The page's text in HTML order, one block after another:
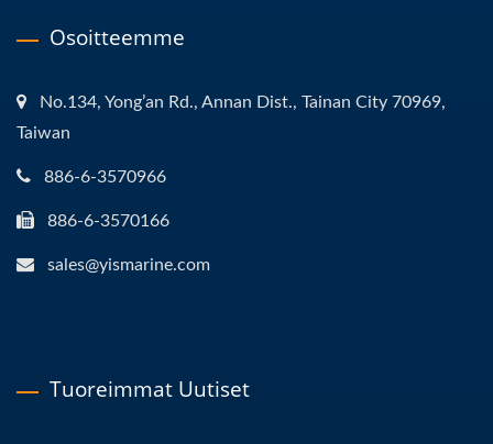
Osoitteemme
No.134, Yong’an Rd., Annan Dist., Tainan City 70969,
Taiwan
886-6-3570966
886-6-3570166
sales@yismarine.com
Tuoreimmat Uutiset